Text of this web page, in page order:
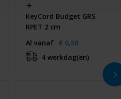
KeyCord Budget GRS
RPET 2 cm
Al vanaf € 0,50
4 werkdag(en)